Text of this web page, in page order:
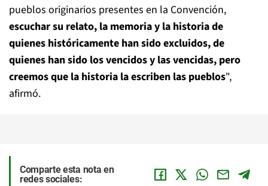
pueblos originarios presentes en la Convención,
escuchar su relato, la memoria y la historia de
quienes históricamente han sido excluidos, de
quienes han sido los vencidos y las vencidas, pero
creemos que la historia la escriben las pueblos",
afirmó.
Comparte esta nota en
redes sociales: